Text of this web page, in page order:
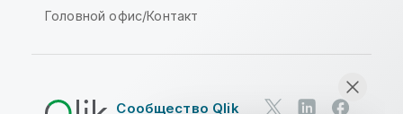
Головной офис/Контакт
Сообщество Qlik